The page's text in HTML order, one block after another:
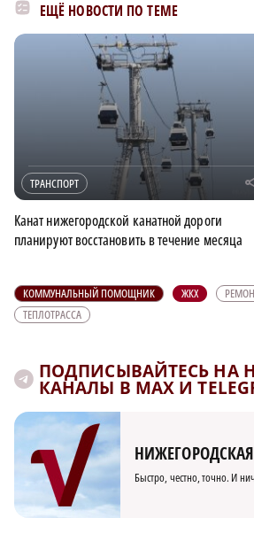
ЕЩЁ НОВОСТИ ПО ТЕМЕ
ТРАНСПОРТ
Канат нижегородской канатной дороги
планируют восстановить в течение месяца
КОММУНАЛЬНЫЙ ПОМОЩНИК ЖКХ
ТЕПЛОТРАССА
ПОДПИСЫВАЙТЕСЬ НА
КАНАЛЫ В MAX И
Быстро, честно, точно. И